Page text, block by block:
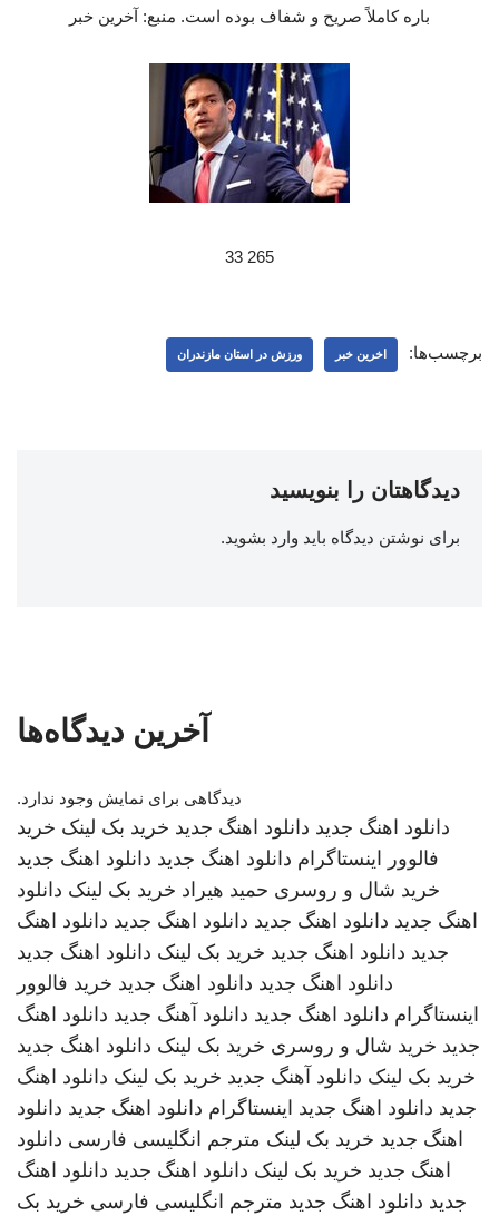
باره کاملاً صریح و شفاف بوده است. منبع: آخرین خبر
265 33
برچسب‌ها: اخرین خبر ورزش در استان مازندران
دیدگاهتان را بنویسید
برای نوشتن دیدگاه باید وارد بشوید.
آخرین دیدگاه‌ها
دیدگاهی برای نمایش وجود ندارد.
دانلود اهنگ جدید دانلود اهنگ جدید خرید بک لینک خرید
فالوور اینستاگرام دانلود اهنگ جدید دانلود اهنگ جدید
خرید شال و روسری حمید هیراد خرید بک لینک دانلود
اهنگ جدید دانلود اهنگ جدید دانلود اهنگ جدید دانلود اهنگ
جدید دانلود اهنگ جدید خرید بک لینک دانلود اهنگ جدید
دانلود اهنگ جدید دانلود اهنگ جدید خرید فالوور
اینستاگرام دانلود اهنگ جدید دانلود آهنگ جدید دانلود اهنگ
جدید خرید شال و روسری خرید بک لینک دانلود اهنگ جدید
خرید بک لینک دانلود آهنگ جدید خرید بک لینک دانلود اهنگ
جدید دانلود اهنگ جدید اینستاگرام دانلود اهنگ جدید دانلود
اهنگ جدید خرید بک لینک مترجم انگلیسی فارسی دانلود
اهنگ جدید خرید بک لینک دانلود اهنگ جدید دانلود اهنگ
جدید دانلود اهنگ جدید مترجم انگلیسی فارسی خرید بک